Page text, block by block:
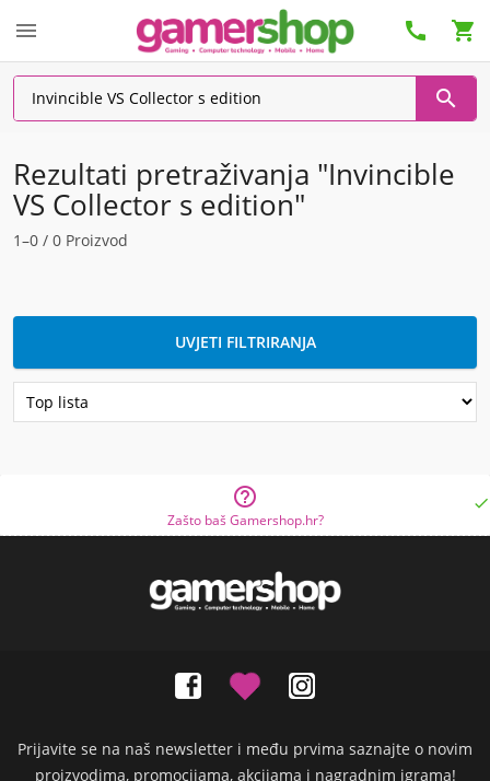
  

Rezultati pretraživanja "Invincible
VS Collector s edition"
1–0 / 0 Proizvod
UVJETI FILTRIRANJA

Zašto baš Gamershop.hr?

Prijavite se na naš newsletter i među prvima saznajte o novim
proizvodima, promocijama, akcijama i nagradnim igrama!